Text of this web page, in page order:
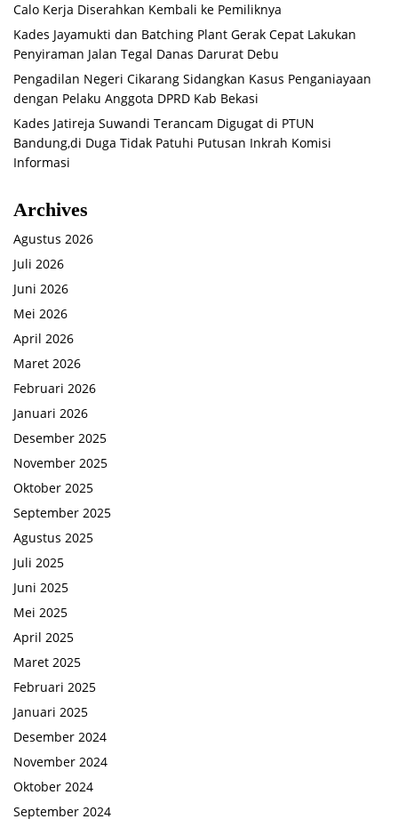
Calo Kerja Diserahkan Kembali ke Pemiliknya
Kades Jayamukti dan Batching Plant Gerak Cepat Lakukan
Penyiraman Jalan Tegal Danas Darurat Debu
Pengadilan Negeri Cikarang Sidangkan Kasus Penganiayaan
dengan Pelaku Anggota DPRD Kab Bekasi
Kades Jatireja Suwandi Terancam Digugat di PTUN
Bandung,di Duga Tidak Patuhi Putusan Inkrah Komisi
Informasi
Archives
Agustus 2026
Juli 2026
Juni 2026
Mei 2026
April 2026
Maret 2026
Februari 2026
Januari 2026
Desember 2025
November 2025
Oktober 2025
September 2025
Agustus 2025
Juli 2025
Juni 2025
Mei 2025
April 2025
Maret 2025
Februari 2025
Januari 2025
Desember 2024
November 2024
Oktober 2024
September 2024